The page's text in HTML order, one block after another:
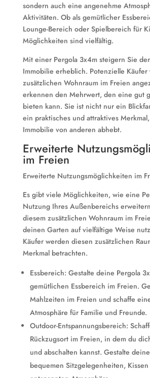
sondern auch eine angenehme
Aktivitäten. Ob als gemütlicher
Lounge-Bereich oder Spielbereich für
Möglichkeiten sind vielfältig.
Mit einer Pergola 3x4m steigern Sie
Immobilie erheblich. Potenzielle
zusätzlichen Wohnraum im Freien
erkennen den Mehrwert, den eine gut
bieten kann. Sie ist nicht nur ein
ein praktisches und attraktives
Immobilie von anderen abhebt.
Erweiterte
im Freien
Erweiterte Nutzungsmöglichkeiten im
Es gibt viele Möglichkeiten, wie eine
Nutzung Ihres Außenbereichs
diesem zusätzlichen Wohnraum im
deinen Garten auf vielfältige Weise
Käufer werden diesen zusätzlichen
Merkmal betrachten.
Essbereich: Gestalte deine Pergola
gemütlichen Essbereich im Freien.
Mahlzeiten im Freien und schaffe
Atmosphäre für Familie und Freunde.
Outdoor-Entspannungsbereich:
Rückzugsort im Freien, in dem du
und abschalten kannst. Gestalte
bequemen Sitzgelegenheiten,